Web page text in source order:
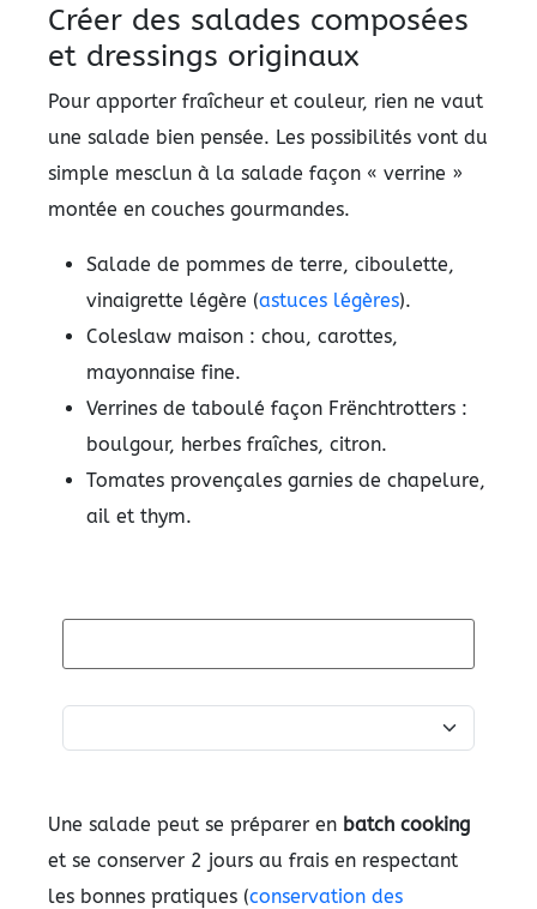
Créer des salades composées
et dressings originaux
Pour apporter fraîcheur et couleur, rien ne vaut
une salade bien pensée. Les possibilités vont du
simple mesclun à la salade façon « verrine »
montée en couches gourmandes.
Salade de pommes de terre, ciboulette,
vinaigrette légère (astuces légères).
Coleslaw maison : chou, carottes,
mayonnaise fine.
Verrines de taboulé façon Frënchtrotters :
boulgour, herbes fraîches, citron.
Tomates provençales garnies de chapelure,
ail et thym.
Une salade peut se préparer en batch cooking
et se conserver 2 jours au frais en respectant
les bonnes pratiques (conservation des